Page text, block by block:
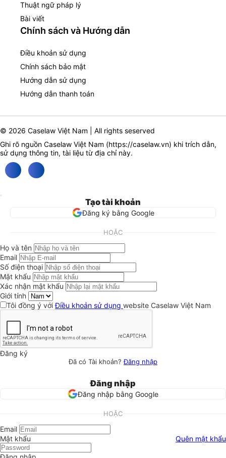
Thuật ngữ pháp lý
Bài viết
Chính sách và Hướng dẫn
Điều khoản sử dụng
Chính sách bảo mật
Hướng dẫn sử dụng
Hướng dẫn thanh toán
© 2026 Caselaw Việt Nam | All rights seserved
Ghi rõ nguồn Caselaw Việt Nam (https://caselaw.vn) khi trích dẫn,
sử dụng thông tin, tài liệu từ địa chỉ này.
Tạo tài khoản
Đăng ký bằng Google
HOẶC
Họ và tên
Email
Số điện thoại
Mật khẩu
Xác nhận mật khẩu
Giới tính
Tôi đồng ý vớiĐiều khoản sử dụng website Caselaw Việt Nam
Đăng ký
Đã có Tài khoản?Đăng nhập
Đăng nhập
Đăng nhập bằng Google
HOẶC
Email
Mật khẩu
Quên mật khẩu